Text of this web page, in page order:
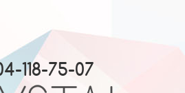
118-75-07